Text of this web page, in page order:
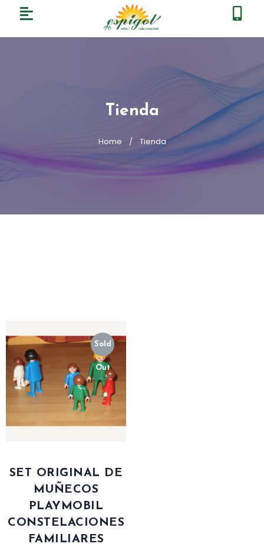
Tienda
Home Tienda
Sold
Out
SET ORIGINAL DE
MUÑECOS
PLAYMOBIL
CONSTELACIONES
FAMILIARES